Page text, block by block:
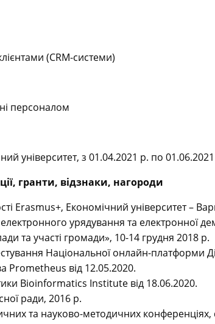
(CRM-системи)
персоналом
університет, з 01.04.2021 р. по
гранти, відзнаки, нагороди
Erasmus+, Економічний університет –
урядування та електронної
та участі громади», 10-14 грудня 2018 р.
Національної онлайн-платформи
Prometheus від 12.05.2020.
Bioinformatics Institute від 18.06.2020.
ради, 2016 р.
та науково-методичних конференціях,